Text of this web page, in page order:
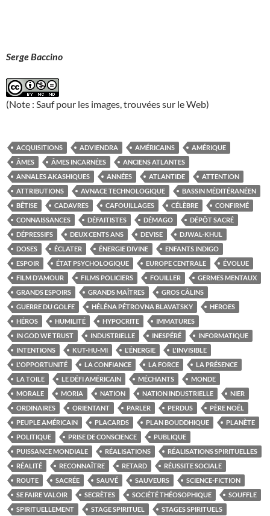
Serge Baccino
(Note : Sauf pour les images, trouvées sur le Web)
ACQUISITIONS ADVIENDRA AMÉRICAINS
AMÉRIQUE
ÂMES
ÂMES INCARNÉES
ANCIENS ATLANTES
ANNALES AKASHIQUES
ANNÉES ATLANTIDE
ATTENTION
ATTRIBUTIONS
AVNACE TECHNOLOGIQUE
BASSIN MÉDITÉRANÉEN
BÊTISE
CADAVRES CAFOUILLAGES CÉLÈBRE
CONFIRMÉ
CONNAISSANCES
DÉFAITISTES DÉMAGO
DÉPÔT SACRÉ
DÉPRESSIFS
DEUX CENTS ANS DEVISE
DJWAL-KHUL
DOSES
ÉCLATER ÉNERGIE DIVINE
ENFANTS INDIGO
ESPOIR
ÉTAT PSYCHOLOGIQUE EUROPE CENTRALE
ÉVOLUE
FILM D'AMOUR
FILMS POLICIERS FOUILLER
GERMES MENTAUX
GRANDS ESPOIRS
GRANDS MAÎTRES
GROS CÂLINS
GUERRE DU GOLFE
HÉLÉNA PÉTROVNA BLAVATSKY
HEROES
HÉROS
HUMILITÉ HYPOCRITE
IMMATURES
IN GOD WE TRUST
INDUSTRIELLE INESPÉRÉ
INFORMATIQUE
INTENTIONS
KUT-HU-MI L'ÉNERGIE
L'INVISIBLE
L'OPPORTUNITÉ
LA CONFIANCE LA FORCE
LA PRÉSENCE
LA TOILE
LE DÉFI AMÉRICAIN MÉCHANTS
MONDE
MORALE
MORIA NATION NATION INDUSTRIELLE
NIER
ORDINAIRES
ORIENTANT PARLER PERDUS
PÈRE NOËL
PEUPLE AMÉRICAIN
PLACARDS PLAN BOUDDHIQUE
PLANÈTE
POLITIQUE
PRISE DE CONSCIENCE
PUBLIQUE
PUISSANCE MONDIALE
RÉALISATIONS
RÉALISATIONS SPIRITUELLES
RÉALITÉ
RECONNAÎTRE RETARD
RÉUSSITE SOCIALE
ROUTE
SACRÉE SAUVÉ SAUVEURS
SCIENCE-FICTION
SE FAIRE VALOIR
SECRÈTES SOCIÉTÉ THÉOSOPHIQUE
SOUFFLE
SPIRITUELLEMENT
STAGE SPIRITUEL
STAGES SPIRITUELS